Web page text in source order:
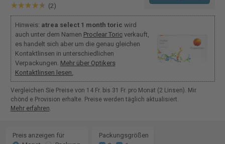
(2)
Hinweis: atrea select 1 month toric wird
auch unter dem Namen Proclear Toricverkauft,
es handelt sich aber um die genau gleichen
Kontaktlinsen in unterschiedlichen
Verpackungen. Mehr über Optikers
Kontaktlinsen lesen.
Vergleichen Sie Preise von 14 Fr. bis 31 Fr. pro Monat (2 Linsen). Mir
chönd e Provision erhalte. Preise werden täglich aktualisiert.
Mehr erfahren.
Preis anzeigen für
Packungsgrößen